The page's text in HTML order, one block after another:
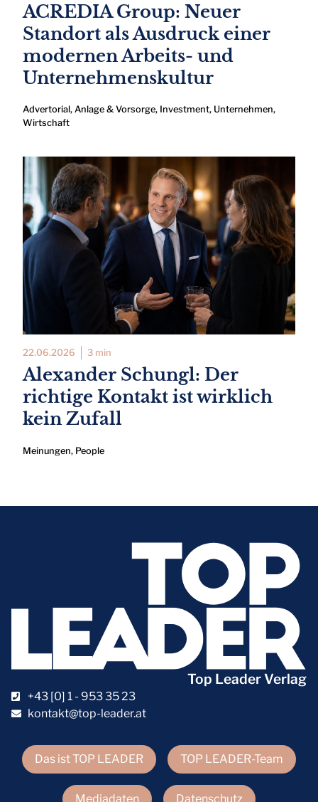
ACREDIA Group: Neuer
Standort als Ausdruck einer
modernen Arbeits- und
Unternehmenskultur
Advertorial, Anlage & Vorsorge, Investment, Unternehmen,
Wirtschaft
22.06.2026 3 min
Alexander Schungl: Der
richtige Kontakt ist wirklich
kein Zufall
Meinungen, People
Das ist TOP LEADER TOP LEADER-Team
Mediadaten Datenschutz
Top Leader Verlag
+43 [0] 1 - 953 35 23
kontakt@top-leader.at